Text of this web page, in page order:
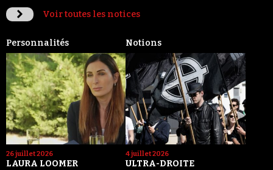
Voir toutes les notices
Personnalités
26 juillet 2026
LAURA LOOMER
Notions
4 juillet 2026
ULTRA-DROITE